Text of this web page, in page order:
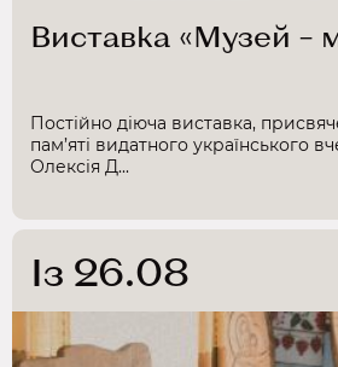
Виставка «Музей –
Постійно діюча виставка,
пам’яті видатного українського
Олексія Д...
Із 26.08